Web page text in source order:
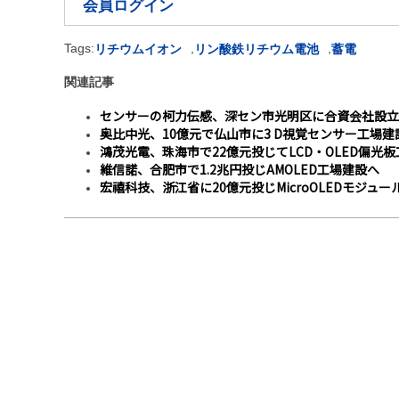
会員ログイン
Tags: リチウムイオン リン酸鉄リチウム電池 蓄電
関連記事
センサーの柯力伝感、深セン市光明区に合資会社設
奥比中光、10億元で仏山市に3 D視覚センサー工場建
鴻茂光電、珠海市で22億元投じてLCD・OLED偏光
維信諾、合肥市で1.2兆円投じAMOLED工場建設へ
宏禧科技、浙江省に20億元投じMicroOLEDモジュー